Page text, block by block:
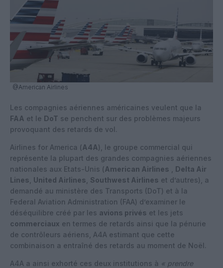
@American Airlines
Les compagnies aériennes américaines veulent que la
FAA et le DoT se penchent sur des problèmes majeurs
provoquant des retards de vol.
Airlines for America (A4A), le groupe commercial qui
représente la plupart des grandes compagnies aériennes
nationales aux Etats-Unis (American Airlines
Delta Air
Lines United Airlines Southwest Airlines et d’autres), a
demandé au ministère des Transports (DoT) et à la
Federal Aviation Administration (FAA) d’examiner le
déséquilibre créé par les avions privés et les jets
commerciaux en termes de retards ainsi que la pénurie
de contrôleurs aériens, A4A estimant que cette
combinaison a entraîné des retards au moment de Noël.
A4A a ainsi exhorté ces deux institutions à « prendre